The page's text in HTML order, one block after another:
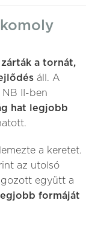
a tornát,
áll. A
II-ben
hat legjobb
a keretet.
az utolsó
együtt a
formáját